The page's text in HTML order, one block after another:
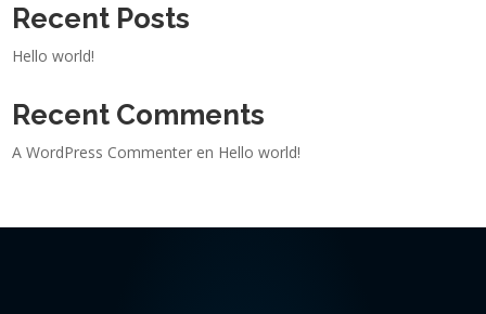
Recent Posts
Hello world!
Recent Comments
A WordPress Commenter en Hello world!